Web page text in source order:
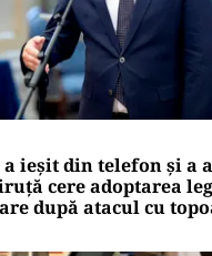
ieșit din telefon și a
cere adoptarea
după atacul cu